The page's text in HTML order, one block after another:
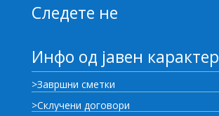
Следете не
Инфо од јавен карактер
>Завршни сметки
>Склучени договори